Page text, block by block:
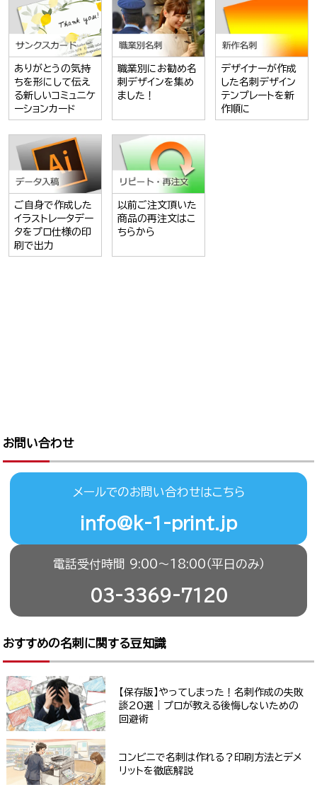
ありがとうの気持
ちを形にして伝え
る新しいコミュニケ
ーションカード
職業別にお勧め名
刺デザインを集め
ました！
デザイナーが作成
した名刺デザイン
テンプレートを新
作順に
ご自身で作成した
イラストレータデー
タをプロ仕様の印
刷で出力
以前ご注文頂いた
商品の再注文はこ
ちらから
お問い合わせ
メールでのお問い合わせはこちら
info@k-1-print.jp
電話受付時間 9:00〜18:00（平日のみ）
03-3369-7120
おすすめの名刺に関する豆知識
【保存版】やってしまった！名刺作成の失敗
談20選｜プロが教える後悔しないための
回避術
コンビニで名刺は作れる？印刷方法とデメ
リットを徹底解説